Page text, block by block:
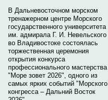
В Дальневосточном морском
тренажерном центре Морского
государственного университета
им. адмирала Г. И. Невельского
во Владивостоке состоялась
торжественная церемония
открытия конкурса
профессионального мастерства
"Море зовет 2026", одного из
самых ярких событий "Морского
конгресса – Дальний Восток